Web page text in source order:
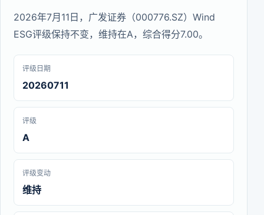
2026年7月11日，广发证券（000776.SZ）Wind
ESG评级保持不变，维持在A，综合得分7.00。
评级日期
20260711
评级
A
评级变动
维持